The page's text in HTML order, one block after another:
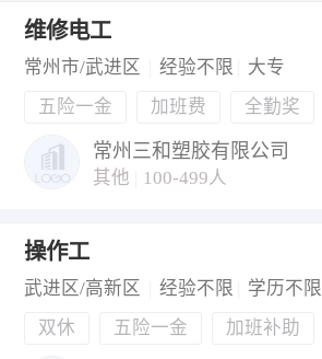
维修电工
常州市/武进区
经验不限 大专
五险一金 加班费 全勤奖
常州三和塑胶有限公司
其他 100-499人
操作工
武进区/高新区
经验不限 学历不限
双休 五险一金 加班补助